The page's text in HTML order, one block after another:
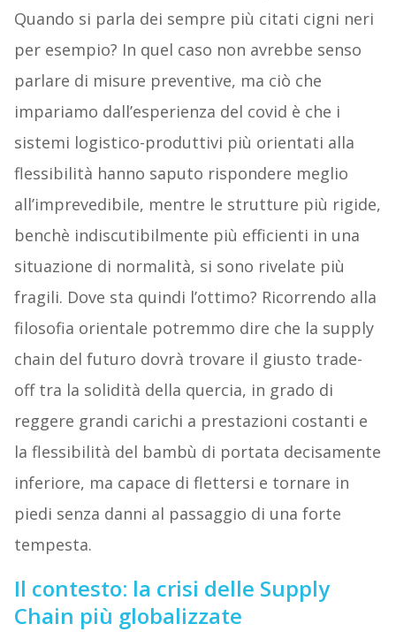
Quando si parla dei sempre più citati cigni neri
per esempio? In quel caso non avrebbe senso
parlare di misure preventive, ma ciò che
impariamo dall’esperienza del covid è che i
sistemi logistico-produttivi più orientati alla
flessibilità hanno saputo rispondere meglio
all’imprevedibile, mentre le strutture più rigide,
benchè indiscutibilmente più efficienti in una
situazione di normalità, si sono rivelate più
fragili. Dove sta quindi l’ottimo? Ricorrendo alla
filosofia orientale potremmo dire che la supply
chain del futuro dovrà trovare il giusto trade-
off tra la solidità della quercia, in grado di
reggere grandi carichi a prestazioni costanti e
la flessibilità del bambù di portata decisamente
inferiore, ma capace di flettersi e tornare in
piedi senza danni al passaggio di una forte
tempesta.
Il contesto: la crisi delle Supply
Chain più globalizzate